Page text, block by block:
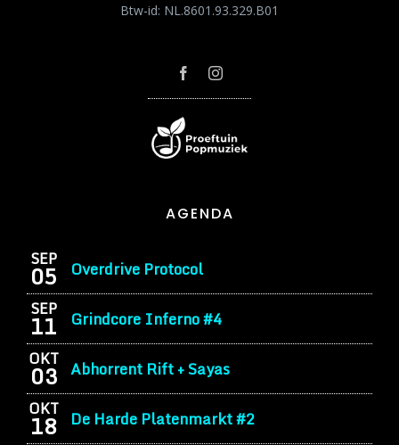
AGENDA
SEP
05 Overdrive Protocol
SEP
11 Grindcore Inferno #4
OKT
03 Abhorrent Rift + Sayas
OKT
18 De Harde Platenmarkt #2
Btw-id: NL.8601.93.329.B01